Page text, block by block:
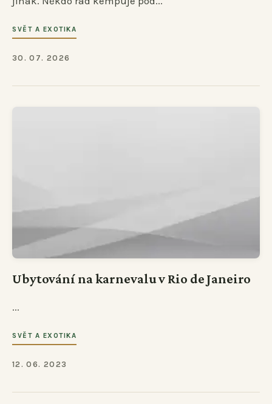
SVĚT A EXOTIKA
30. 07. 2026
Ubytování na karnevalu v Rio de Janeiro
...
SVĚT A EXOTIKA
12. 06. 2023